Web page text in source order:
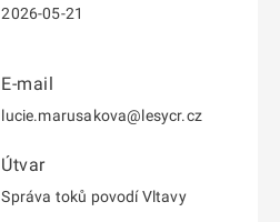
2026-05-21
E-mail
lucie.marusakova@lesycr.cz
Útvar
Správa toků povodí Vltavy